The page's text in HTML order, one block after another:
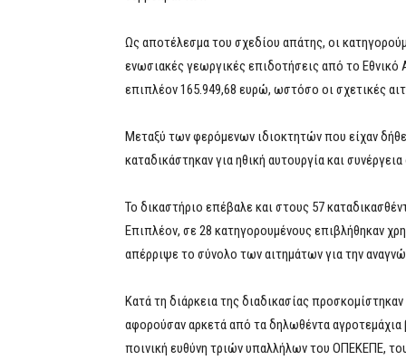
Ως αποτέλεσμα του σχεδίου απάτης, οι
ενωσιακές γεωργικές επιδοτήσεις από το
επιπλέον 165.949,68 ευρώ, ωστόσο οι σχετικές
Μεταξύ των φερόμενων ιδιοκτητών που είχαν
καταδικάστηκαν για ηθική αυτουργία και
Το δικαστήριο επέβαλε και στους 57
Επιπλέον, σε 28 κατηγορουμένους επιβλήθηκαν
απέρριψε το σύνολο των αιτημάτων για την
Κατά τη διάρκεια της διαδικασίας
αφορούσαν αρκετά από τα δηλωθέντα
ποινική ευθύνη τριών υπαλλήλων του ΟΠΕΚΕΠΕ,